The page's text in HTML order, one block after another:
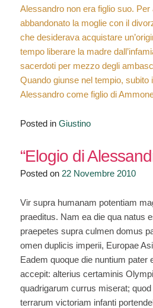
Alessandro non era figlio suo.
abbandonato la moglie con il
che desiderava acquistare
tempo liberare la madre
sacerdoti per mezzo degli
Quando giunse nel tempio, subito
Alessandro come figlio di
Posted in Giustino
“Elogio di
Posted on 22 Novembre 2010
Vir supra humanam potentiam
praeditus. Nam ea die qua natus
praepetes supra culmen domus
omen duplicis imperii, Europae
Eadem quoque die nuntium pater
accepit: alterius certaminis
quadrigarum currus miserat;
terrarum victoriam infanti